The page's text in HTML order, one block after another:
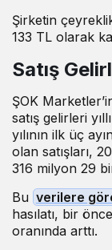
Şirketin
133 TL olarak
Satış
ŞOK
satış gelirleri
yılının ilk üç
olan satışları,
316 milyon 29
Bu verilere
hasılatı, bir
oranında arttı.